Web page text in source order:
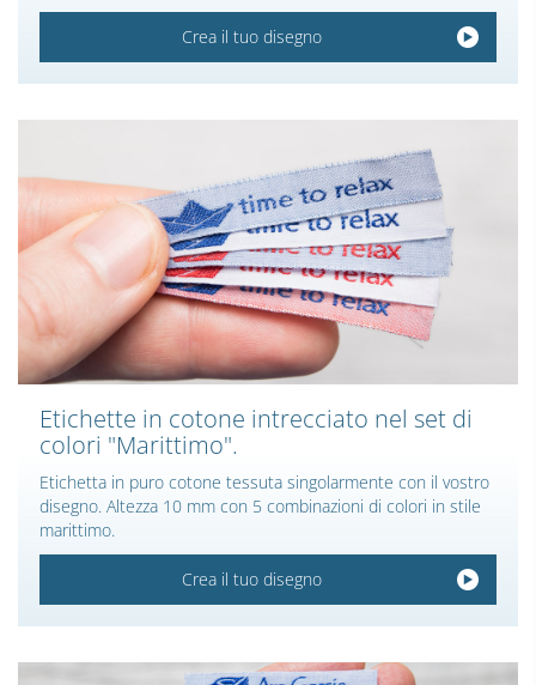
Crea il tuo disegno
Etichette in cotone intrecciato nel set di
colori "Marittimo".
Etichetta in puro cotone tessuta singolarmente con il vostro
disegno. Altezza 10 mm con 5 combinazioni di colori in stile
marittimo.
Crea il tuo disegno